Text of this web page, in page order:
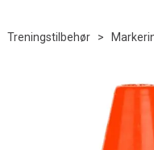
Treningstilbehør >